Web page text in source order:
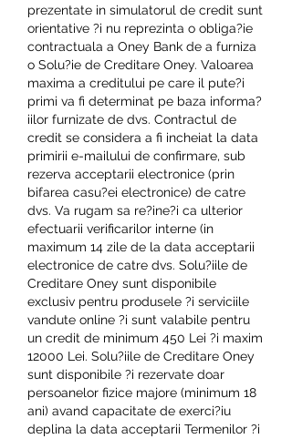
prezentate in simulatorul de credit sunt
orientative ?i nu reprezinta o obliga?ie
contractuala a Oney Bank de a furniza
o Solu?ie de Creditare Oney. Valoarea
maxima a creditului pe care il pute?i
primi va fi determinat pe baza informa?
iilor furnizate de dvs. Contractul de
credit se considera a fi incheiat la data
primirii e-mailului de confirmare, sub
rezerva acceptarii electronice (prin
bifarea casu?ei electronice) de catre
dvs. Va rugam sa re?ine?i ca ulterior
efectuarii verificarilor interne (in
maximum 14 zile de la data acceptarii
electronice de catre dvs. Solu?iile de
Creditare Oney sunt disponibile
exclusiv pentru produsele ?i serviciile
vandute online ?i sunt valabile pentru
un credit de minimum 450 Lei ?i maxim
12000 Lei. Solu?iile de Creditare Oney
sunt disponibile ?i rezervate doar
persoanelor fizice majore (minimum 18
ani) avand capacitate de exerci?iu
deplina la data acceptarii Termenilor ?i